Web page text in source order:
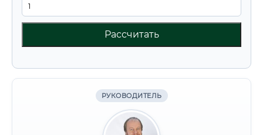
Рассчитать
РУКОВОДИТЕЛЬ